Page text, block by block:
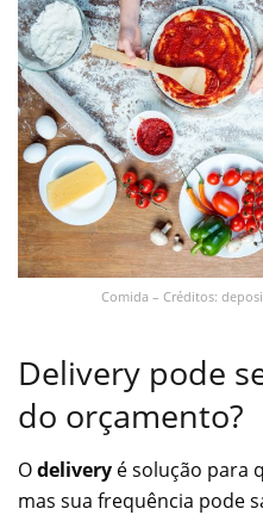
Comida – Créditos:
Delivery pode
do orçamento?
Odelivery é solução para
mas sua frequência pode